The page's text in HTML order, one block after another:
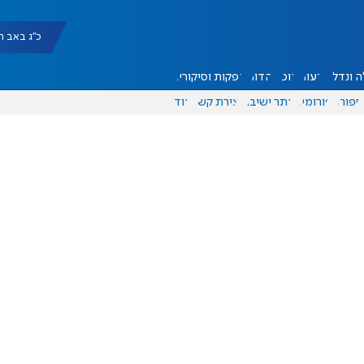
כ"ג באב תשפ"ו
ונדל"ן דעות אוכל יהדות הפקות וסיקורים
ספורט פורומים אתר ישיבה יצירת קשר עוד